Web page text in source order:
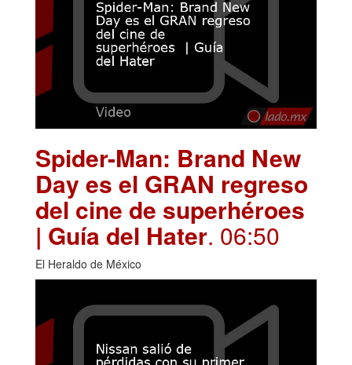
Spider-Man: Brand New
Day es el GRAN regreso
del cine de superhéroes
| Guía del Hater. 06:50
El Heraldo de México